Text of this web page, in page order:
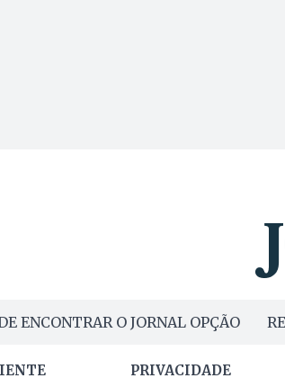
ENCONTRAR O JORNAL OPÇÃO
PRIVACIDADE